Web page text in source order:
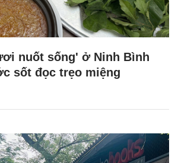
nuốt sống' ở Ninh Bình
sốt đọc trẹo miệng